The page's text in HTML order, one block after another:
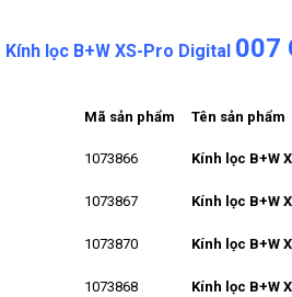
Kính lọc B+W XS-Pro Digital 007
Mã sản phẩm Tên sản phẩm
1073866 Kính lọc B+W
1073867 Kính lọc B+W
1073870 Kính lọc B+W
1073868 Kính lọc B+W